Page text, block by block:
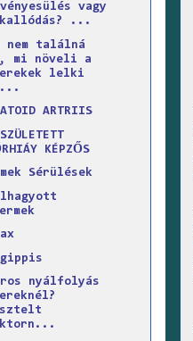
vagy
...
nem találná
mi növeli a
lelki
ARTRIIS
KÉPZŐS
Sérülések
nyálfolyás